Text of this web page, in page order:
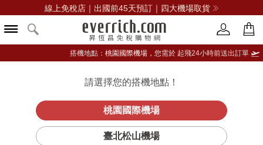
線上免稅店｜出國前45天預訂｜四大機場取貨
登入限定：免費送點數
立即登入
搭機地點： 桃園國際機場， 您需於 起飛24小時前送出訂單
請選擇您的搭機地點！
桃園國際機場
臺北松山機場